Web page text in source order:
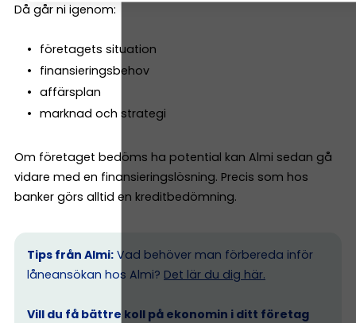
Då går ni igenom:
företagets situation
finansieringsbehov
affärsplan
marknad och strategi
Om företaget bedöms ha potential kan Almi sedan gå
vidare med en finansieringslösning. Precis som hos
banker görs alltid en kreditbedömning.
Tips från Almi: Vad behöver man förbereda inför
låneansökan hos Almi? Det lär du dig här.
Vill du få bättre koll på ekonomin i ditt företag